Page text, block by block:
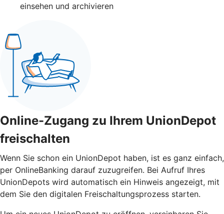
einsehen und archivieren
Online-Zugang zu Ihrem UnionDepot
freischalten
Wenn Sie schon ein UnionDepot haben, ist es ganz einfach,
per OnlineBanking darauf zuzugreifen. Bei Aufruf Ihres
UnionDepots wird automatisch ein Hinweis angezeigt, mit
dem Sie den digitalen Freischaltungsprozess starten.